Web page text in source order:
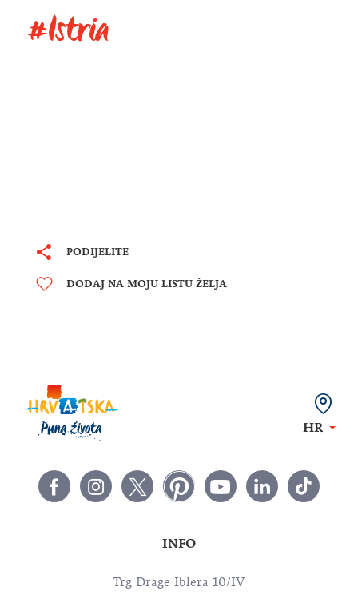
#Istria
PODIJELITE
DODAJ NA MOJU LISTU ŽELJA
HR
INFO
Trg Drage Iblera 10/IV